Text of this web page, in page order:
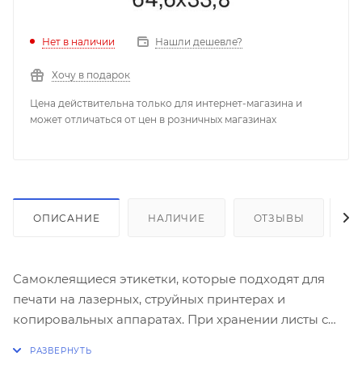
Нет в наличии Нашли дешевле?
Хочу в подарок
Цена действительна только для интернет-магазина и
может отличаться от цен в розничных магазинах
ОПИСАНИЕ НАЛИЧИЕ ОТЗЫВЫ
Самоклеящиеся этикетки, которые подходят для
печати на лазерных, струйных принтерах и
копировальных аппаратах. При хранении листы с